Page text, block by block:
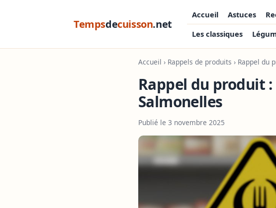
Tempsdecuisson.net
Accueil Astuces
Les classiques
Accueil › Rappels de produits › Rappel du
Rappel du produit :
Salmonelles
Publié le 3 novembre 2025